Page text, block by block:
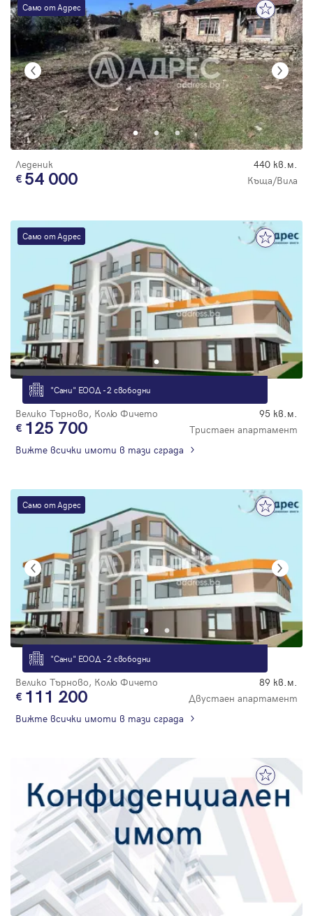
Само от Адрес
Леденик 440 кв.м.
54 000 Къща/Вила
Само от Адрес
"Сани" ЕООД - 2 свободни
Велико Търново, Колю Фичето 95 кв.м.
125 700
Тристаен апартамент
Вижте всички имоти в тази сграда
Само от Адрес
"Сани" ЕООД - 2 свободни
Велико Търново, Колю Фичето 89 кв.м.
111 200
Двустаен апартамент
Вижте всички имоти в тази сграда